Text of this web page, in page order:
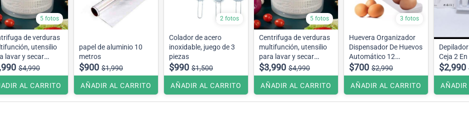
5 fotos
de verduras
utensilio
lavar y secar
lechuga y
$4,990
AL CARRITO
papel de aluminio 10
metros
$900 $1,990
AÑADIR AL CARRITO
2 fotos
Colador de acero
inoxidable, juego de 3
piezas
$990 $1,500
AÑADIR AL CARRITO
5 fotos
Centrifuga de verduras
multifunción, utensilio
para lavar y secar
ensaladas, lechuga y
verduras
$3,990 $4,990
AÑADIR AL CARRITO
3 fotos
Huevera Organizador
Dispensador De Huevos
Automático 12
unidades aprox
$700 $2,990
AÑADIR AL CARRITO
Ceja 2
$2,990
AÑADIR